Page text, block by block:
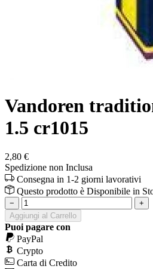
Vandoren
1.5 cr1015
2,80 €
Spedizione non Inclusa
Consegna in 1-2 giorni lavorativi
Questo prodotto è Disponibile in
−
+
Aggiungi al Carrello
Puoi pagare con
PayPal
Crypto
Carta di Credito